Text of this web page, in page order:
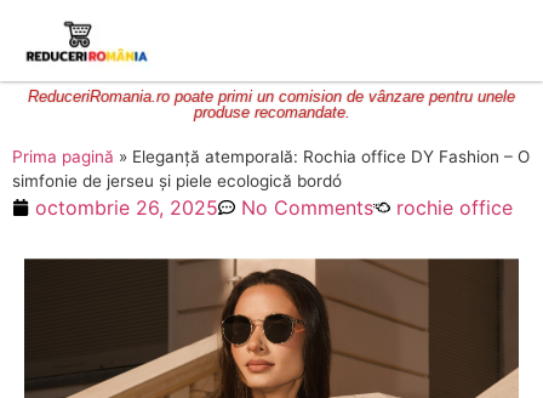
ReduceriRomania.ro poate primi un comision de vânzare pentru unele
produse recomandate.
Prima pagină » Eleganță atemporală: Rochia office DY Fashion – O
simfonie de jerseu și piele ecologică bordó
octombrie 26, 2025 No Comments rochie office